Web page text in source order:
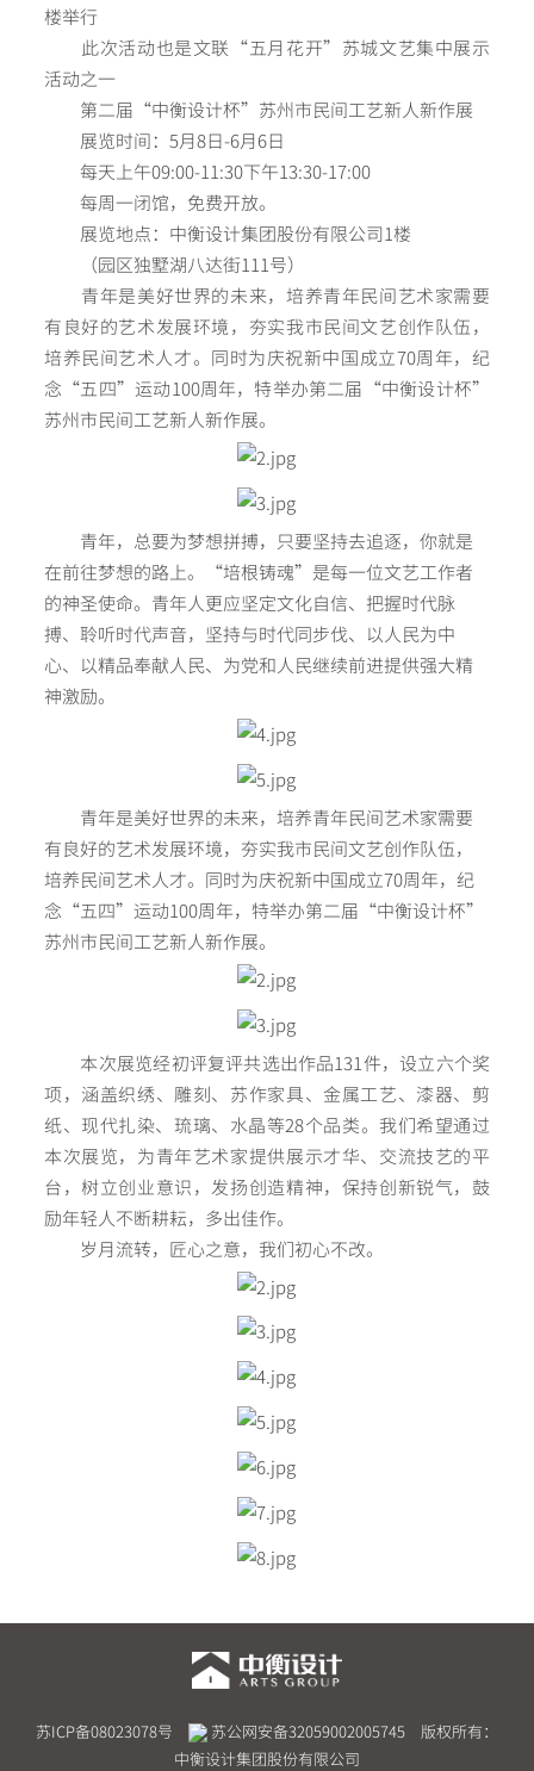
楼举行
此次活动也是文联“五月花开”苏城文艺集中展示
活动之一
第二届“中衡设计杯”苏州市民间工艺新人新作展
展览时间：5月8日-6月6日
每天上午09:00-11:30下午13:30-17:00
每周一闭馆，免费开放。
展览地点：中衡设计集团股份有限公司1楼
（园区独墅湖八达街111号）
青年是美好世界的未来，培养青年民间艺术家需要
有良好的艺术发展环境，夯实我市民间文艺创作队伍，
培养民间艺术人才。同时为庆祝新中国成立70周年，纪
念“五四”运动100周年，特举办第二届“中衡设计杯”
苏州市民间工艺新人新作展。
青年，总要为梦想拼搏，只要坚持去追逐，你就是
在前往梦想的路上。“培根铸魂”是每一位文艺工作者
的神圣使命。青年人更应坚定文化自信、把握时代脉
搏、聆听时代声音，坚持与时代同步伐、以人民为中
心、以精品奉献人民、为党和人民继续前进提供强大精
神激励。
青年是美好世界的未来，培养青年民间艺术家需要
有良好的艺术发展环境，夯实我市民间文艺创作队伍，
培养民间艺术人才。同时为庆祝新中国成立70周年，纪
念“五四”运动100周年，特举办第二届“中衡设计杯”
苏州市民间工艺新人新作展。
本次展览经初评复评共选出作品131件，设立六个奖
项，涵盖织绣、雕刻、苏作家具、金属工艺、漆器、剪
纸、现代扎染、琉璃、水晶等28个品类。我们希望通过
本次展览，为青年艺术家提供展示才华、交流技艺的平
台，树立创业意识，发扬创造精神，保持创新锐气，鼓
励年轻人不断耕耘，多出佳作。
岁月流转，匠心之意，我们初心不改。
苏ICP备08023078号 苏公网安备32059002005745版权所有：
中衡设计集团股份有限公司